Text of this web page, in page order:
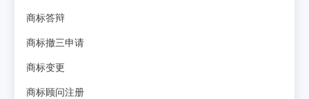
商标答辩
商标撤三申请
商标变更
商标顾问注册